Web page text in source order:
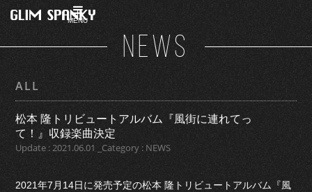
MENU
NEWS
ALL
松本 隆トリビュートアルバム『風街に連れてっ
て！』収録楽曲決定
Update : 2021.06.01 _Category : NEWS
2021年7月14日に発売予定の松本 隆トリビュートアルバム『風